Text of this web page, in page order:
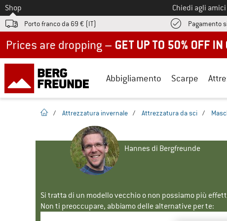
Allo
Shop Chiedi agli
Porto franco da 69 € (IT) Pagamento
Abbigliamento Scarpe
pagina iniziale
/ Attrezzatura invernale / Attrezzatura da sci /
Hannes di Bergfreunde
Si tratta di un modello vecchio o non possiamo più
Non ti preoccupare, abbiamo delle alternative per te: